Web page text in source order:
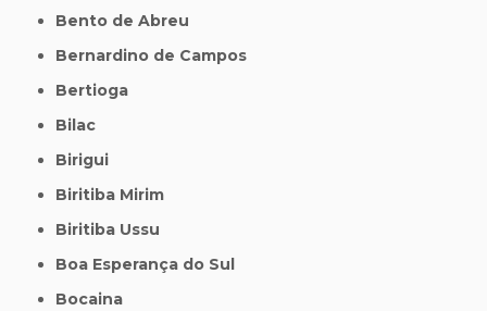
Bento de Abreu
Bernardino de Campos
Bertioga
Bilac
Birigui
Biritiba Mirim
Biritiba Ussu
Boa Esperança do Sul
Bocaina